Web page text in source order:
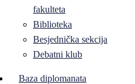
fakulteta
Biblioteka
Besjednička sekcija
Debatni klub
Baza diplomanata